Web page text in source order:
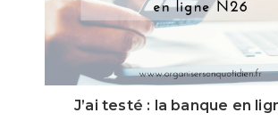
J’ai testé : la banque en